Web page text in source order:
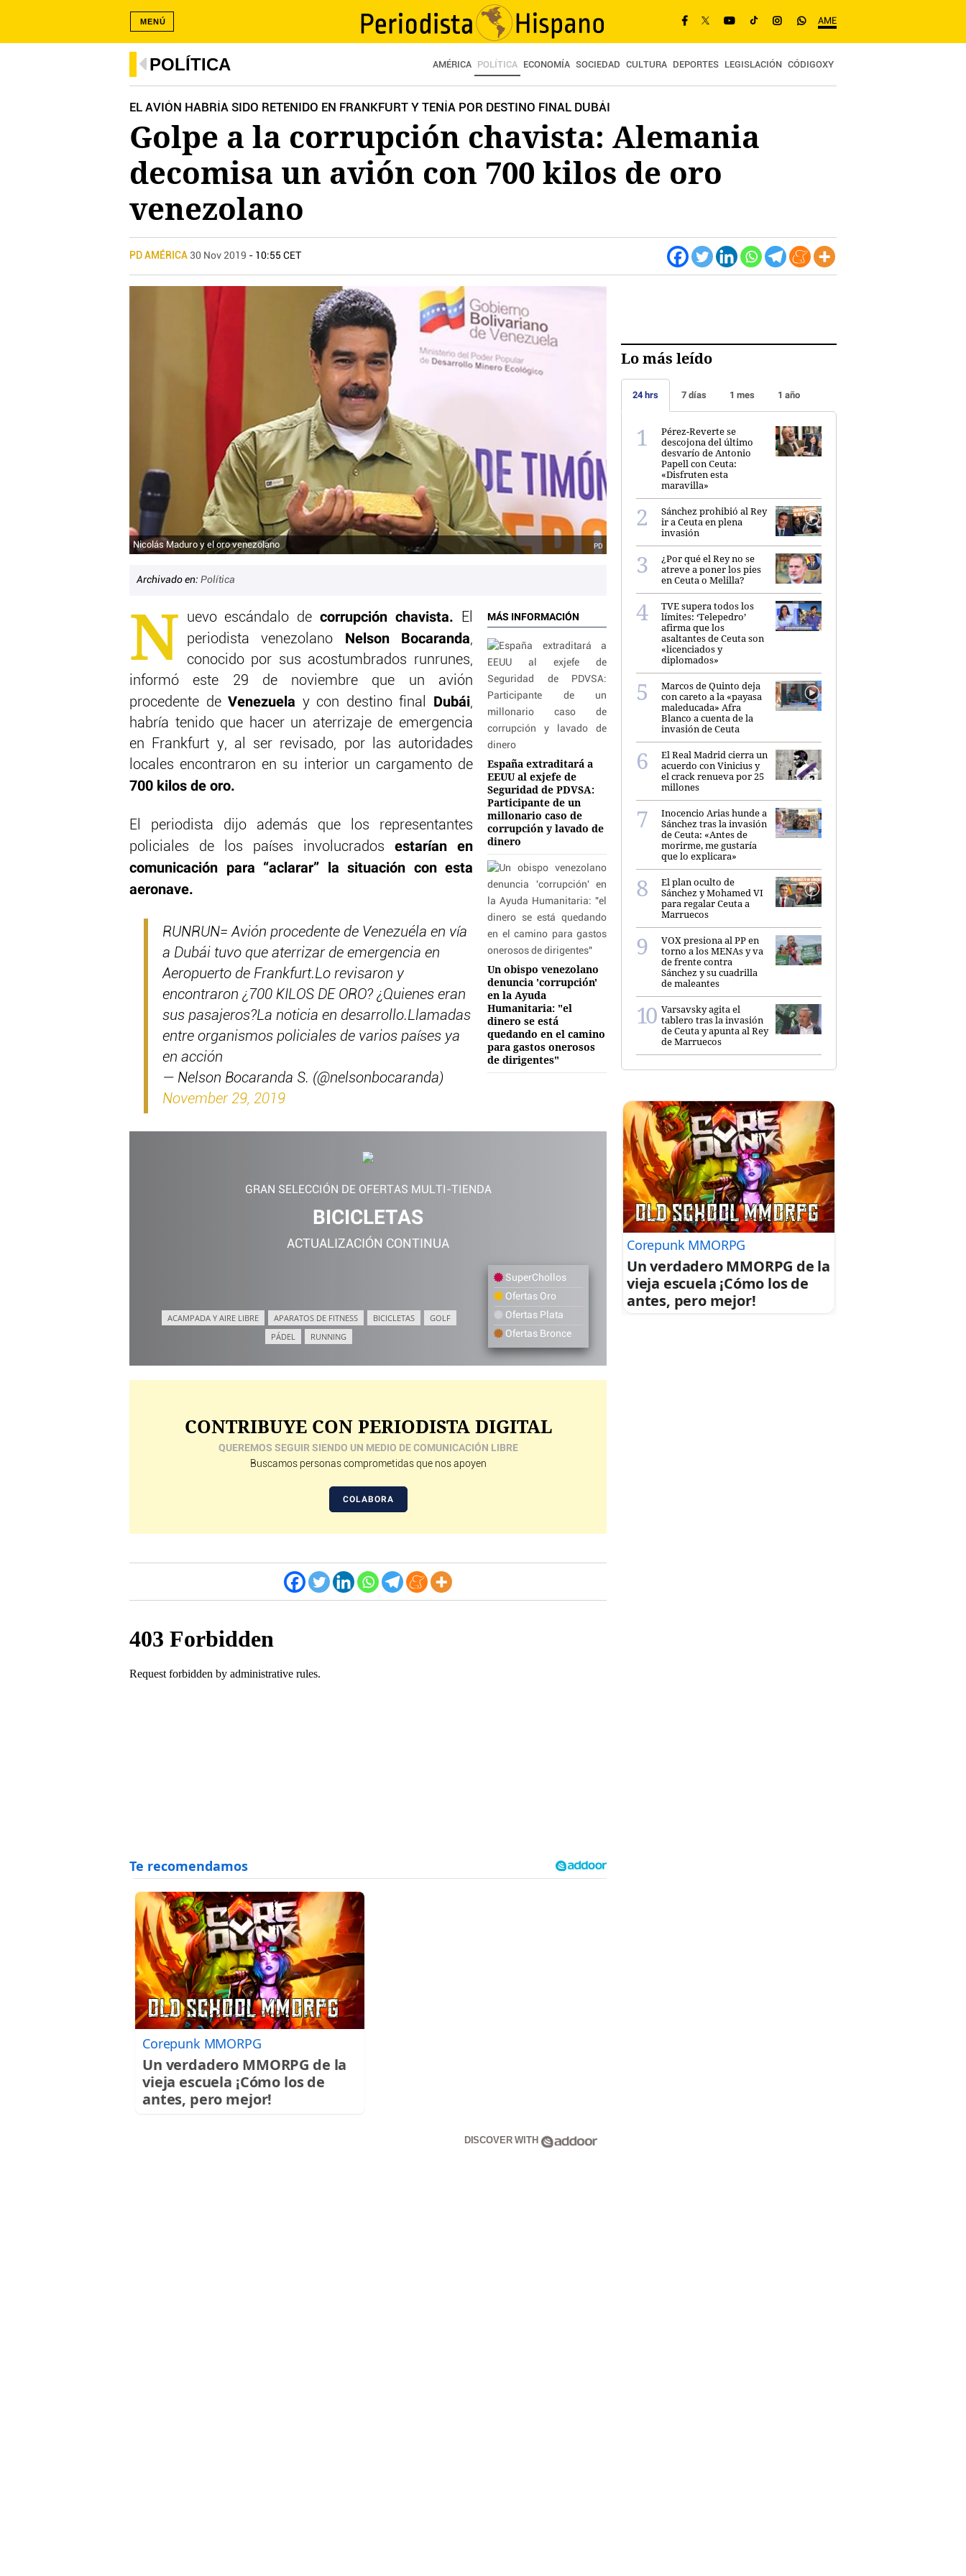
AME
MENÚ
POLÍTICA AMÉRICA POLÍTICA ECONOMÍA SOCIEDAD CULTURA DEPORTES LEGISLACIÓN CÓDIGOXY
EL AVIÓN HABRÍA SIDO RETENIDO EN FRANKFURT Y TENÍA POR DESTINO FINAL DUBÁI
Golpe a la corrupción chavista: Alemania
decomisa un avión con 700 kilos de oro
venezolano
PD AMÉRICA 30 Nov 2019 - 10:55 CET
Nicolás Maduro y el oro venezolano PD
Archivado en: Política
MÁS INFORMACIÓN
España extraditará a
EEUU al exjefe de
Seguridad de PDVSA:
Participante de un
millonario caso de
corrupción y lavado de
dinero
Un obispo venezolano
denuncia 'corrupción'
en la Ayuda
Humanitaria: "el
dinero se está
quedando en el camino
para gastos onerosos
de dirigentes"
N uevo escándalo decorrupción chavista. El
periodista venezolano Nelson Bocaranda
conocido por sus acostumbrados runrunes,
informó este 29 de noviembre que un avión
procedente deVenezuela y con destino final Dubái
habría tenido que hacer un aterrizaje de emergencia
en Frankfurt y, al ser revisado, por las autoridades
locales encontraron en su interior un cargamento de
700 kilos de oro.
El periodista dijo además que los representantes
policiales de los países involucrados estarían en
comunicación para “aclarar” la situación con esta
aeronave.
RUNRUN= Avión procedente de Venezuéla en vía
a Dubái tuvo que aterrizar de emergencia en
Aeropuerto de Frankfurt.Lo revisaron y
encontraron ¿700 KILOS DE ORO? ¿Quienes eran
sus pasajeros?La noticia en desarrollo.Llamadas
entre organismos policiales de varios países ya
en acción
— Nelson Bocaranda S. (@nelsonbocaranda)
November 29, 2019
GRAN SELECCIÓN DE OFERTAS MULTI-TIENDA
BICICLETAS
ACTUALIZACIÓN CONTINUA
ACAMPADA Y AIRE LIBRE APARATOS DE FITNESS BICICLETAS
GOLF
PÁDEL
RUNNING
SuperChollos
Ofertas Oro
Ofertas Plata
Ofertas Bronce
CONTRIBUYE CON PERIODISTA DIGITAL
QUEREMOS SEGUIR SIENDO UN MEDIO DE COMUNICACIÓN LIBRE
Buscamos personas comprometidas que nos apoyen
COLABORA
Corepunk MMORPG
Un verdadero MMORPG de la
vieja escuela ¡Cómo los de
antes, pero mejor!
DISCOVER WITH
Lo más leído
24 hrs 7 días 1 mes 1 año
Pérez-Reverte se
descojona del último
desvarío de Antonio
Papell con Ceuta:
«Disfruten esta
maravilla»
Sánchez prohibió al Rey
ir a Ceuta en plena
invasión
¿Por qué el Rey no se
atreve a poner los pies
en Ceuta o Melilla?
TVE supera todos los
límites: ‘Telepedro’
afirma que los
asaltantes de Ceuta son
«licenciados y
diplomados»
Marcos de Quinto deja
con careto a la «payasa
maleducada» Afra
Blanco a cuenta de la
invasión de Ceuta
El Real Madrid cierra un
acuerdo con Vinicius y
el crack renueva por 25
millones
Inocencio Arias hunde a
Sánchez tras la invasión
de Ceuta: «Antes de
morirme, me gustaría
que lo explicara»
El plan oculto de
Sánchez y Mohamed VI
para regalar Ceuta a
Marruecos
VOX presiona al PP en
torno a los MENAs y va
de frente contra
Sánchez y su cuadrilla
de maleantes
Varsavsky agita el
tablero tras la invasión
de Ceuta y apunta al Rey
de Marruecos
Corepunk MMORPG
Un verdadero MMORPG de la
vieja escuela ¡Cómo los de
antes, pero mejor!